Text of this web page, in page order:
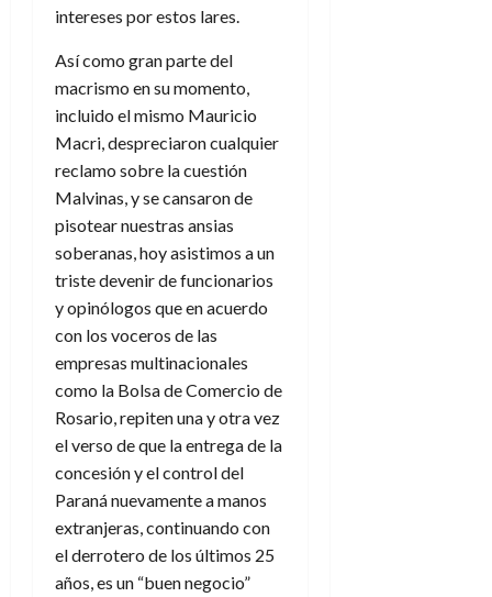
intereses por estos lares.
Así como gran parte del
macrismo en su momento,
incluido el mismo Mauricio
Macri, despreciaron cualquier
reclamo sobre la cuestión
Malvinas, y se cansaron de
pisotear nuestras ansias
soberanas, hoy asistimos a un
triste devenir de funcionarios
y opinólogos que en acuerdo
con los voceros de las
empresas multinacionales
como la Bolsa de Comercio de
Rosario, repiten una y otra vez
el verso de que la entrega de la
concesión y el control del
Paraná nuevamente a manos
extranjeras, continuando con
el derrotero de los últimos 25
años, es un “buen negocio”